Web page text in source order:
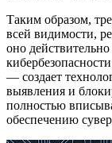
Таким образом,
всей видимости,
оно
— создает
выявления и
полностью
обеспечению